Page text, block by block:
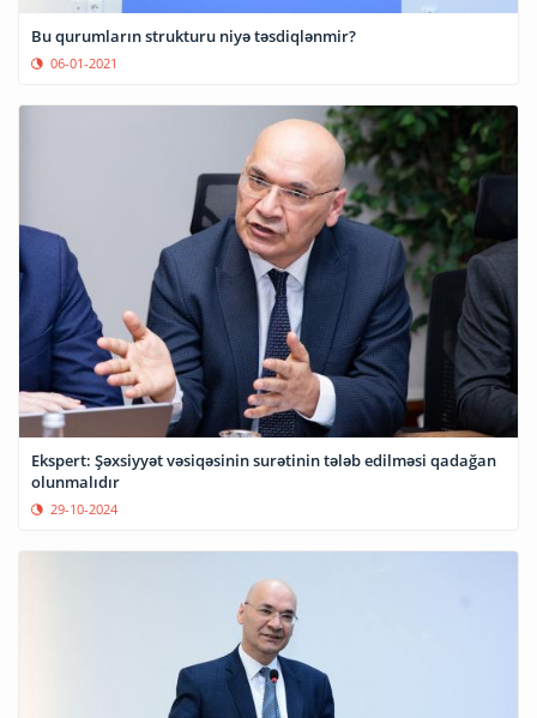
Bu qurumların strukturu niyə təsdiqlənmir?
06-01-2021
Ekspert: Şəxsiyyət vəsiqəsinin surətinin tələb edilməsi qadağan
olunmalıdır
29-10-2024